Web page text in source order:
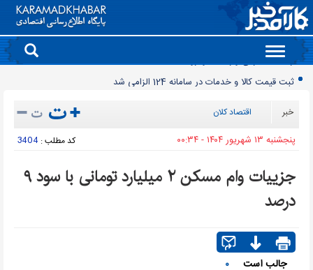
Toggle
navigation
ثبت قیمت کالا و خدمات در سامانه 124 الزامی شد
پایان واگذاری سنتی پهنه های معدنی
افت ۳۴ درصدی فروش خودروسازان؛ ۱۵۵ هزار خودرو در چهار ماه فروخته شد
چرا قبوض برق برخی مشترکان افزایش چند برابری داشت؟
گروه کالاهایی که مشمول واردات با ارز اشخاص شدند
پرشدگی سدها به 58درصد رسید
چگونه به «کیف پول ایران» وصل شویم؟
خبر اقتصاد کلان
پنجشنبه ۱۳ شهريور ۱۴۰۴ - ۰۰:۳۴ کد مطلب : 3404
جزییات وام مسکن ۲ میلیارد تومانی با سود ۹
درصد
جالب است ۰